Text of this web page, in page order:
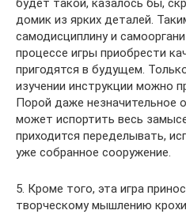
будет такой, казалось бы,
домик из ярких деталей.
самодисциплину и
процессе игры приобрести
пригодятся в будущем.
изучении инструкции можно
Порой даже незначительное
может испортить весь
приходится переделывать,
уже собранное сооружение.
5. Кроме того, эта игра
творческому мышлению